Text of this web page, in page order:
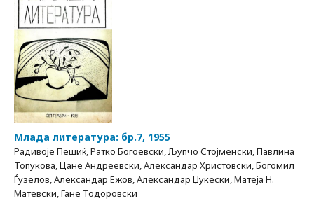
Млада литература: бр.7, 1955
Радивоје Пешиќ, Ратко Богоевски, Љупчо Стојменски, Павлина
Топукова, Цане Андреевски, Александар Христовски, Богомил
Ѓузелов, Александар Ежов, Александар Џукески, Матеја Н.
Матевски, Гане Тодоровски